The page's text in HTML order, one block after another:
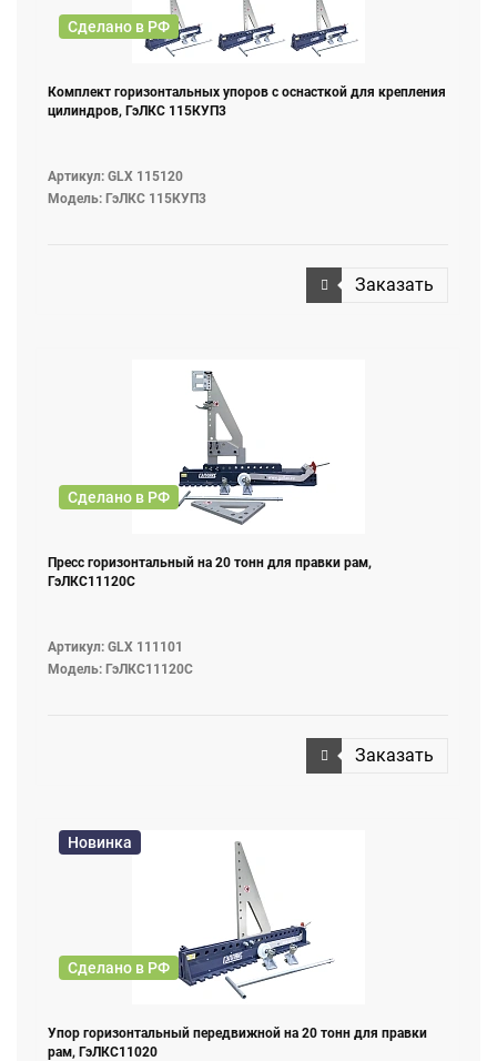
Сделано в РФ
Комплект горизонтальных упоров с оснасткой для крепления
цилиндров, ГэЛКС 115КУП3
Артикул: GLX 115120
Модель: ГэЛКС 115КУП3
Заказать
Сделано в РФ
Пресс горизонтальный на 20 тонн для правки рам,
ГэЛКС11120С
Артикул: GLX 111101
Модель: ГэЛКС11120С
Заказать
Новинка
Сделано в РФ
Упор горизонтальный передвижной на 20 тонн для правки
рам, ГэЛКС11020